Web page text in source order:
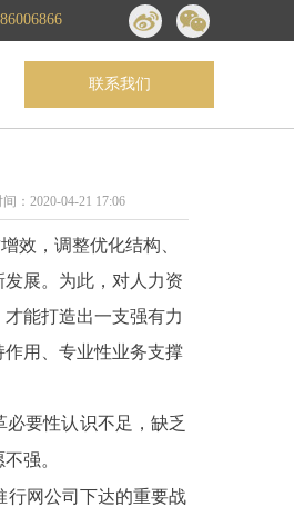
联系我们
效，调整优化结构、
展。为此，对人力资
能打造出一支强有力
用、专业性业务支撑
要性认识不足，缺乏
强。
网公司下达的重要战
： 2020-04-21 17:06